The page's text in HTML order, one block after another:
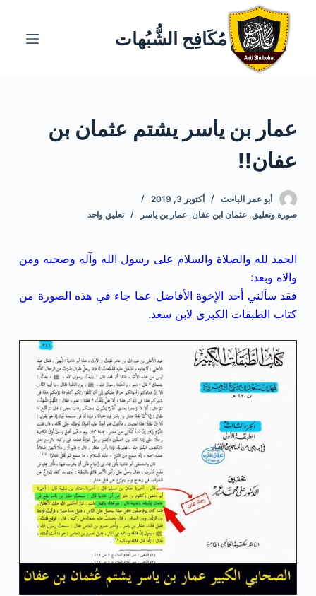
مُكَافِح الشُّبُهات
عمار بن ياسر يشتم عثمان بن
عفان!!
أبو عمر الباحث
أكتوبر 3, 2019
صورة وتعليق, عثمان ابن عفان, عمار بن ياسر تعليق واحد
الحمد لله والصلاة والسلام على رسول الله وآله وصحبه ومن
والاه وبعد:
فقد سألني أحد الإخوة الأفاضل عما جاء في هذه الصورة من
كتاب الطبقات الكبرى لابن سعد.